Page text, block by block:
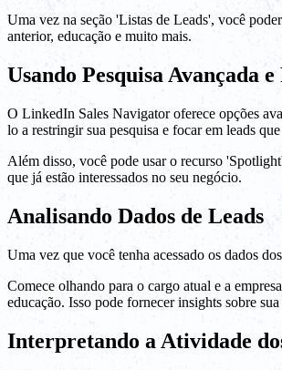
Uma vez na seção 'Listas de Leads', você
anterior, educação e muito mais.
Usando Pesquisa Avançada
O LinkedIn Sales Navigator oferece opções
lo a restringir sua pesquisa e focar em leads
Além disso, você pode usar o recurso
que já estão interessados no seu negócio.
Analisando Dados de Leads
Uma vez que você tenha acessado os dados
Comece olhando para o cargo atual e a
educação. Isso pode fornecer insights sobre
Interpretando a Atividade